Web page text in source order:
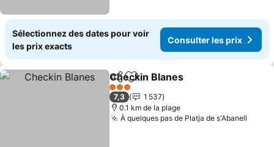
Sélectionnez des dates pour voir
les prix exacts
Consulter les prix
PartagerAjouter à mes favoris
Checkin Blanes
3 Étoiles
7,3
1 537
0.1 km de la plage
À quelques pas de Platja de s'Abanell